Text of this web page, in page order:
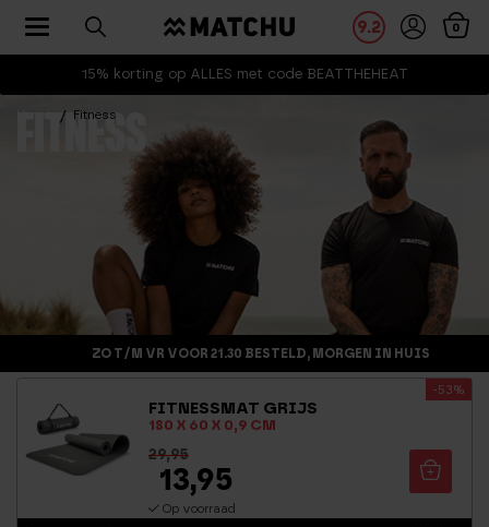
15% korting op ALLES met code BEATTHEHEAT
9.2 0
Toggle navigation
Fitness
FITNESS
ZO T/M VR VOOR 21.30 BESTELD, MORGEN IN HUIS
FITNESSMAT GRIJS
180 X 60 X 0,9 CM
-53%
29,95
13,95
Op voorraad